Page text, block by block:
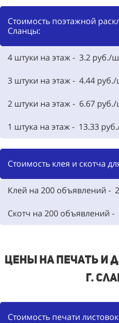
Стоимость поэтажной
Сланцы:
4 штуки на этаж - 3.2 руб./
3 штуки на этаж - 4.44 руб./
2 штуки на этаж - 6.67 руб./
1 штука на этаж - 13.33
Стоимость клея и скотча
Клей на 200 объявлений -
Скотч на 200 объявлений -
Цены на печать и
г.
Стоимость печати